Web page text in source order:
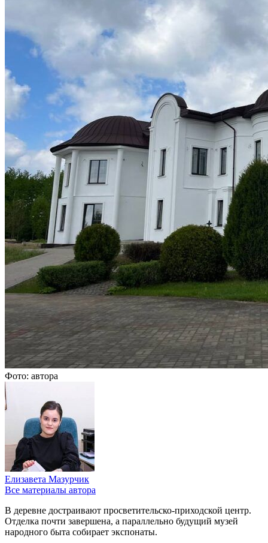
Фото: автора
Елизавета Мазурчик
Все материалы автора
В деревне достраивают просветительско-приходской центр.
Отделка почти завершена, а параллельно будущий музей
народного быта собирает экспонаты.